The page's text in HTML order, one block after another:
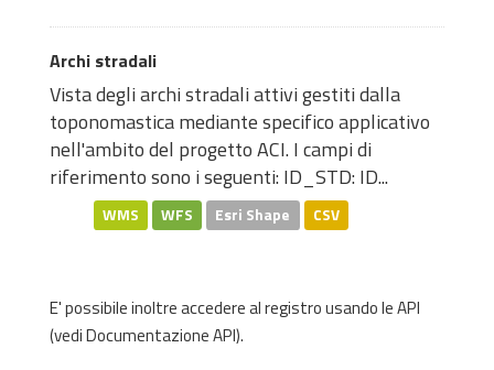
Archi stradali
Vista degli archi stradali attivi gestiti dalla
toponomastica mediante specifico applicativo
nell'ambito del progetto ACI. I campi di
riferimento sono i seguenti: ID_STD: ID...
WMS WFS Esri Shape CSV
E' possibile inoltre accedere al registro usando leAPI
(vediDocumentazione API).